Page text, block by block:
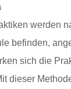
werden
befinden,
sich die
dieser